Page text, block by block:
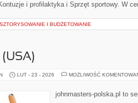
i profilaktyka i Sprzęt sportowy. W
I BUDŻETOWANIE
(USA)
LUT - 23 - 2026 MOŻLIWOŚĆ
johnmasters-polska.pl to